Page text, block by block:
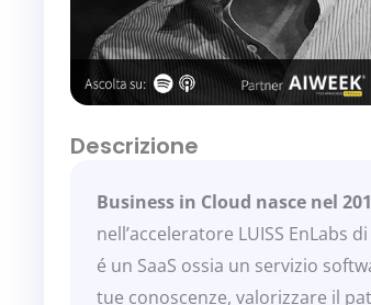
Descrizione
Business in Cloud nasce nel
nell’acceleratore LUISS EnLabs
é un SaaS ossia un servizio
tue conoscenze, valorizzare il